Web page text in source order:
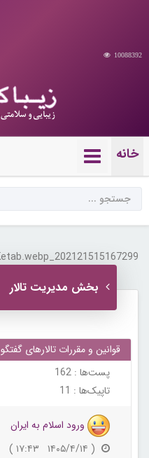
10088392
خانه
202121515167299_PageDaftaroKetab.webp
بخش مدیریت تالار
قوانین و مقررات تالارهای گفتگو
پست‌ها : 162
تاپیک‌ها : 11
ورود اسلام به ایران
( ۱۴۰۵/۴/۱۴ ۱۷:۴۳ )